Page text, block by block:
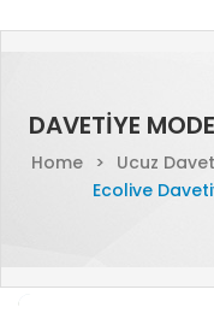
DAVETIYE
Home > Ucuz
Ecolive